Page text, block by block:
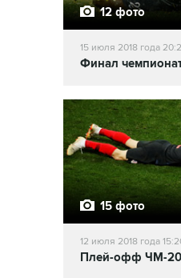
12 фото
15 июля 2018 года
Финал
15 фото
12 июля 2018 года
Плей-офф ЧМ-